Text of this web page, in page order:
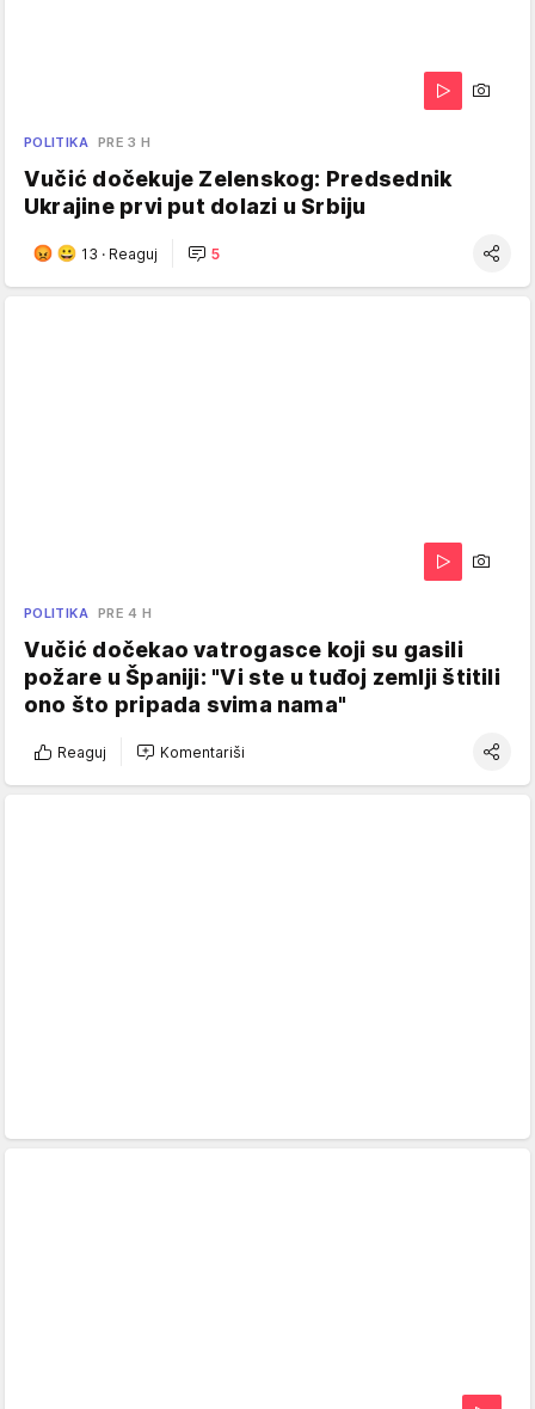
POLITIKA PRE 3 H
Vučić dočekuje Zelenskog: Predsednik
Ukrajine prvi put dolazi u Srbiju
13 · Reaguj 5
POLITIKA PRE 4 H
Vučić dočekao vatrogasce koji su gasili
požare u Španiji: "Vi ste u tuđoj zemlji štitili
ono što pripada svima nama"
Reaguj Komentariši